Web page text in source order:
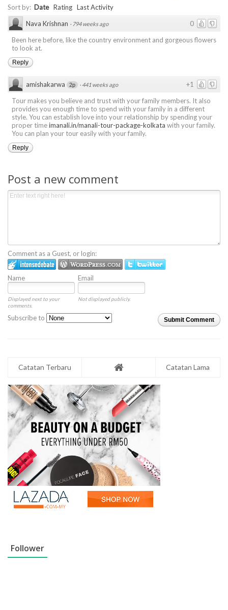
Sort by: Date Rating Last Activity
0
Nava Krishnan · 794 weeks ago
Been here before, like the country environment and gorgeous flowers
to look at.
Reply
+1
amishakarwa 2p · 441 weeks ago
Tour makes you believe and trust with your family members. It also
provides you enough time to spend with your family in a different
style. You can establish love into your relationship by spending your
proper timeimanali.in/manali-tour-package-kolkata with your family.
You can plan your tour easily with your family.
Reply
Post a new comment
Comment as a Guest, or login:
Name Email
Displayed next to your
comments.
Not displayed publicly.
Submit Comment
Subscribe to
Catatan Terbaru Catatan Lama
Follower